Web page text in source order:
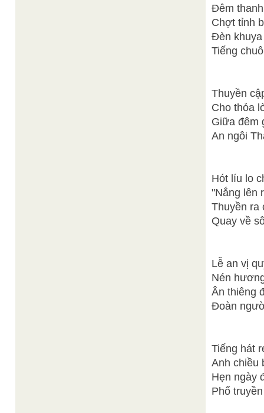
Đêm
Chợt tỉnh
Đèn
Tiếng
Thuyền
Cho thỏa
Giữa đêm
An ngôi
Hót líu lo
"Nắng lên
Thuyền ra
Quay về
Lễ an vị
Nén
Ân thiêng
Đoàn
Tiếng hát
Anh chiều
Hẹn ngày
Phổ